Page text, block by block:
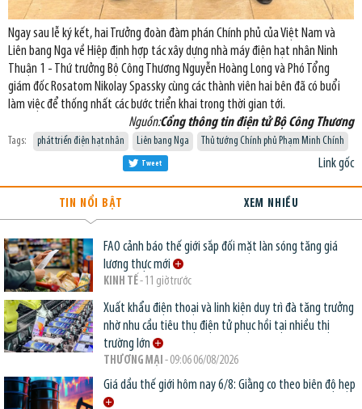
Ngay sau lễ ký kết, hai Trưởng đoàn đàm phán Chính phủ của Việt Nam và
Liên bang Nga về Hiệp định hợp tác xây dựng nhà máy điện hạt nhân Ninh
Thuận 1 - Thứ trưởng Bộ Công Thương Nguyễn Hoàng Long và Phó Tổng
giám đốc Rosatom Nikolay Spassky cùng các thành viên hai bên đã có buổi
làm việc để thống nhất các bước triển khai trong thời gian tới.
Nguồn:Cổng thông tin điện tử Bộ Công Thương
Tags: phát triển điện hạt nhân Liên bang Nga Thủ tướng Chính phủ Phạm Minh Chính
Link gốc
Tweet
TIN NỔI BẬT XEM NHIỀU
FAO cảnh báo thế giới sắp đối mặt làn sóng tăng giá
lương thực mới
KINH TẾ- 11 giờ trước
Xuất khẩu điện thoại và linh kiện duy trì đà tăng trưởng
nhờ nhu cầu tiêu thụ điện tử phục hồi tại nhiều thị
trường lớn
THƯƠNG MẠI - 09:06 06/08/2026
Giá dầu thế giới hôm nay 6/8: Giằng co theo biên độ hẹp